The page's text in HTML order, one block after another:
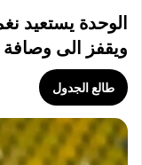
الوحدة يستعيد
ويقفز الى
طالع الجدول